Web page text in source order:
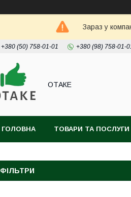
Зараз у
+380 (50) 758-01-01 +380 (98) 758-01-
ОТАКЕ
ГОЛОВНА ТОВАРИ ТА ПОСЛУГИ
ФІЛЬТРИ